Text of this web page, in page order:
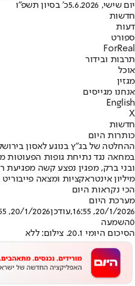
יום שישי, 5.6.2026
כ' בסיון תשפ"ו
חדשות
דעות
ספורט
ForReal
תרבות ובידור
אוכל
מגזין
אנחנו מגייסים
English
X
חדשות
כותרות היום
ההחלטה של בג"ץ בנוגע לאסון
במחאה נגד נתיחת גופות הפעוטות
הכי נקראות היום
מערכת היום
20/1/2026, 16:55
,עודכן20/1/2026, 16:55
0השמעה
הסיכום היומי 20.1. צילום: ללא